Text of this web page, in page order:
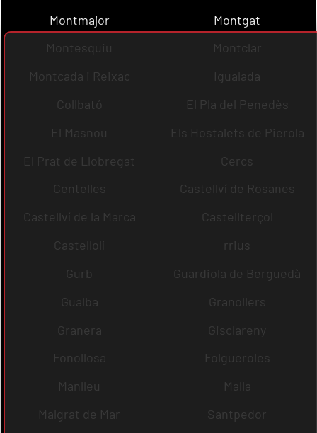
Montmajor
Montgat
Montesquiu
Montclar
Montcada i Reixac
Igualada
Collbató
El Pla del Penedès
El Masnou
Els Hostalets de Pierola
El Prat de Llobregat
Cercs
Centelles
Castellví de Rosanes
Castellví de la Marca
Castellterçol
Castellolí
rrius
Gurb
Guardiola de Berguedà
Gualba
Granollers
Granera
Gisclareny
Fonollosa
Folgueroles
Manlleu
Malla
Malgrat de Mar
Santpedor